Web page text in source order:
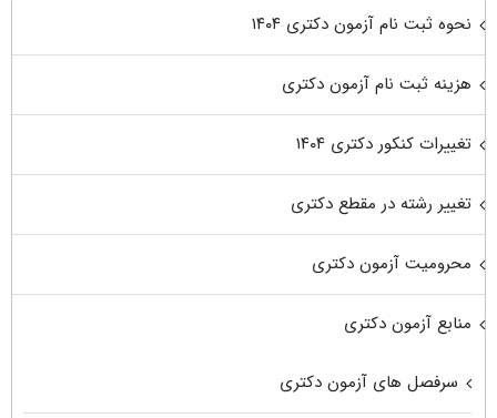
نحوه ثبت نام آزمون دکتری ۱۴۰۴
هزینه ثبت نام آزمون دکتری
تغییرات کنکور دکتری ۱۴۰۴
تغییر رشته در مقطع دکتری
محرومیت آزمون دکتری
منابع آزمون دکتری
سرفصل های آزمون دکتری